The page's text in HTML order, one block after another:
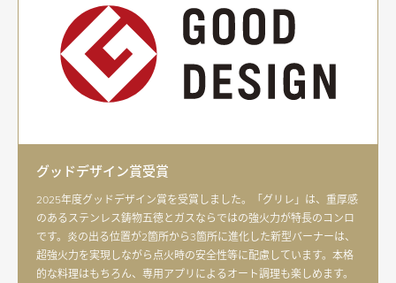
グッドデザイン賞受賞
2025年度グッドデザイン賞を受賞しました。「グリレ」は、重厚感
のあるステンレス鋳物五徳とガスならではの強火力が特長のコンロ
です。炎の出る位置が2箇所から3箇所に進化した新型バーナーは、
超強火力を実現しながら点火時の安全性等に配慮しています。本格
的な料理はもちろん、専用アプリによるオート調理も楽しめます。